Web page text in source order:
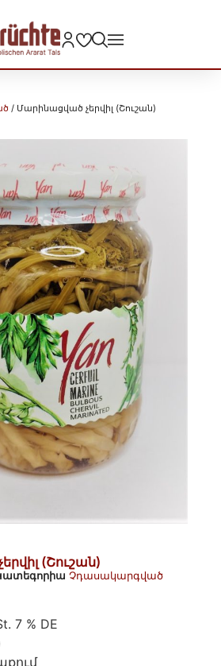
/ Մարինացված չերվիլ (Շուշան)
(Շուշան)
Չդասակարգված
7 % DE